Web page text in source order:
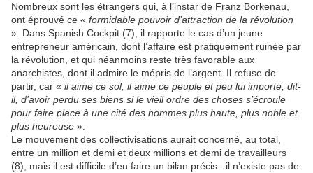
Nombreux sont les étrangers qui, à l’instar de Franz Borkenau,
ont éprouvé ce « formidable pouvoir d’attraction de la révolution
». Dans Spanish Cockpit (7), il rapporte le cas d’un jeune
entrepreneur américain, dont l’affaire est pratiquement ruinée par
la révolution, et qui néanmoins reste très favorable aux
anarchistes, dont il admire le mépris de l’argent. Il refuse de
partir, car « il aime ce sol, il aime ce peuple et peu lui importe, dit-
il, d’avoir perdu ses biens si le vieil ordre des choses s’écroule
pour faire place à une cité des hommes plus haute, plus noble et
plus heureuse ».
Le mouvement des collectivisations aurait concerné, au total,
entre un million et demi et deux millions et demi de travailleurs
(8), mais il est difficile d’en faire un bilan précis : il n’existe pas de